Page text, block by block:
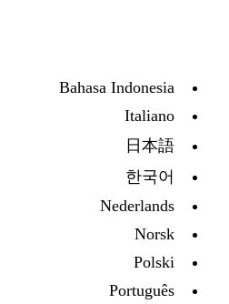
Bahasa Indonesia
Italiano
日本語
한국어
Nederlands
Norsk
Polski
Português